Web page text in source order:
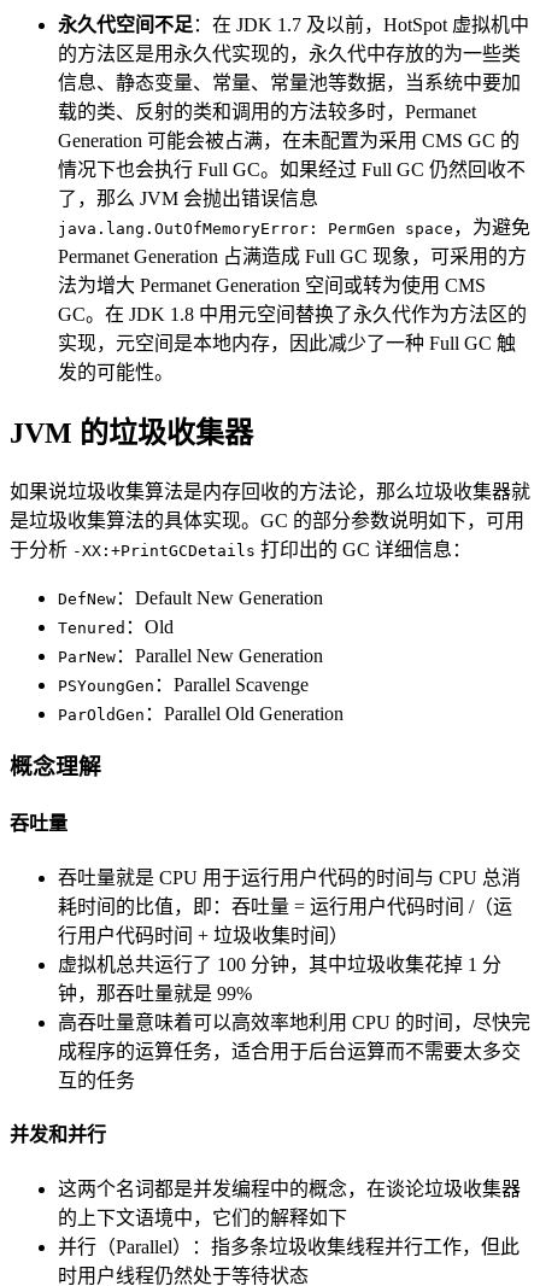
永久代空间不足 ：在 JDK 1.7 及以前，HotSpot 虚拟机中
的方法区是用永久代实现的，永久代中存放的为一些类
信息、静态变量、常量、常量池等数据，当系统中要加
载的类、反射的类和调用的方法较多时，Permanet
Generation 可能会被占满，在未配置为采用 CMS GC 的
情况下也会执行 Full GC。如果经过 Full GC 仍然回收不
了，那么 JVM 会抛出错误信息
java.lang.OutOfMemoryError: PermGen space ，为避免
Permanet Generation 占满造成 Full GC 现象，可采用的方
法为增大 Permanet Generation 空间或转为使用 CMS
GC。在 JDK 1.8 中用元空间替换了永久代作为方法区的
实现，元空间是本地内存，因此减少了一种 Full GC 触
发的可能性。
JVM 的垃圾收集器
如果说垃圾收集算法是内存回收的方法论，那么垃圾收集器就
是垃圾收集算法的具体实现。GC 的部分参数说明如下，可用
于分析 -XX:+PrintGCDetails 打印出的 GC 详细信息：
DefNew ：Default New Generation
Tenured ：Old
ParNew ：Parallel New Generation
PSYoungGen ：Parallel Scavenge
ParOldGen ：Parallel Old Generation
概念理解
吞吐量
吞吐量就是 CPU 用于运行用户代码的时间与 CPU 总消
耗时间的比值，即：吞吐量 = 运行用户代码时间 /（运
行用户代码时间 + 垃圾收集时间）
虚拟机总共运行了 100 分钟，其中垃圾收集花掉 1 分
钟，那吞吐量就是 99%
高吞吐量意味着可以高效率地利用 CPU 的时间，尽快完
成程序的运算任务，适合用于后台运算而不需要太多交
互的任务
并发和并行
这两个名词都是并发编程中的概念，在谈论垃圾收集器
的上下文语境中，它们的解释如下
并行（Parallel）：指多条垃圾收集线程并行工作，但此
时用户线程仍然处于等待状态